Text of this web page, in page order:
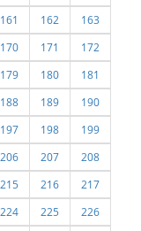
161 162
163
170 171
172
179 180
181
188 189
190
197 198
199
206 207
208
215 216
217
224 225
226